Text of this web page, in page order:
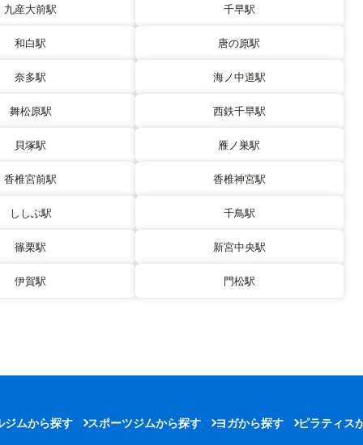
九産大前駅 千早駅
和白駅 唐の原駅
奈多駅 海ノ中道駅
舞松原駅 西鉄千早駅
貝塚駅 雁ノ巣駅
香椎宮前駅 香椎神宮駅
ししぶ駅 千鳥駅
篠栗駅 新宮中央駅
伊賀駅 門松駅
ジムから探す スポーツジムから探す ヨガから探す ピラティス